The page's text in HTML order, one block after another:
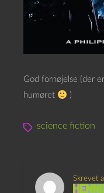
God fornøjelse (der
humøret
)
science fiction
Skrevet